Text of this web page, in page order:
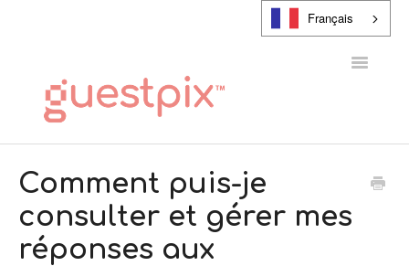
Français
Toggle
CONTACT
Comment puis-je
consulter et gérer mes
réponses aux